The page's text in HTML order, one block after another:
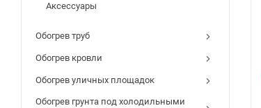
Аксессуары
Обогрев труб
Обогрев кровли
Обогрев уличных площадок
Обогрев грунта под холодильными